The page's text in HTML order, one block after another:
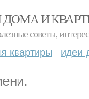
ДОМА И
советы,
квартиры идеи